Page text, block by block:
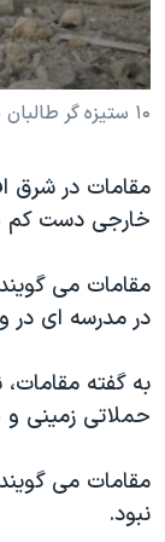
فرهنگ و زندگی
حقوق شهروندی
اقتصادی
اسرائیل در جنگ
آرشیو پخش زنده
مستندها
انتخابات ریاست
حمله جمهوری
ورزش زنان در
اعتراضات زن،
مجموعه
تریبونال مردمی
دادگاه حمید نوری
چهل سال
دنبال کنید
زبانهای
۱۰ ستيزه گر طالبان در يک مدرسه کشته شدند
مقامات در شرق
خارجی دست کم ۱۰ شورشی را کشته اند.
مقامات می گويند
در مدرسه ای در
به گفته مقامات،
حملاتی زمينی
مقامات می
نبود.